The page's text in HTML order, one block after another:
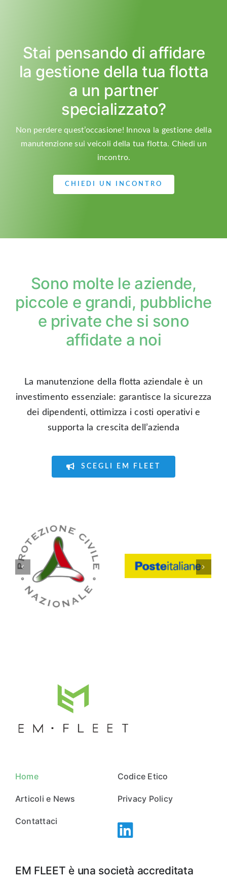
Stai pensando di affidare
la gestione della tua flotta
a un partner
specializzato?
Non perdere quest’occasione! Innova la gestione della
manutenzione sui veicoli della tua flotta. Chiedi un
incontro.
CHIEDI UN INCONTRO
Sono molte le aziende,
piccole e grandi, pubbliche
e private che si sono
affidate a noi
La manutenzione della flotta aziendale è un
investimento essenziale: garantisce la sicurezza
dei dipendenti, ottimizza i costi operativi e
supporta la crescita dell’azienda
SCEGLI EM FLEET
Home
Articoli e News
Contattaci
Codice Etico
Privacy Policy
EM FLEET è una società accreditata